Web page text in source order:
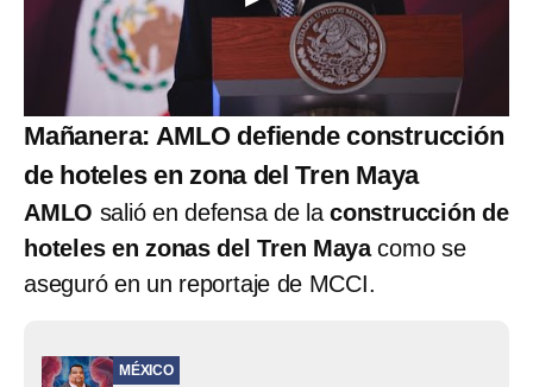
Mañanera: AMLO defiende construcción
de hoteles en zona del Tren Maya
AMLO salió en defensa de laconstrucción de
hoteles en zonas del Tren Mayacomo se
aseguró en un reportaje de MCCI.
MÉXICO